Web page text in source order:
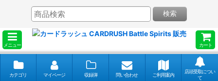
メニュー カート
検索
カテゴリ マイページ 収録弾 問い合わせ ご利用案内
店頭受取につい
て